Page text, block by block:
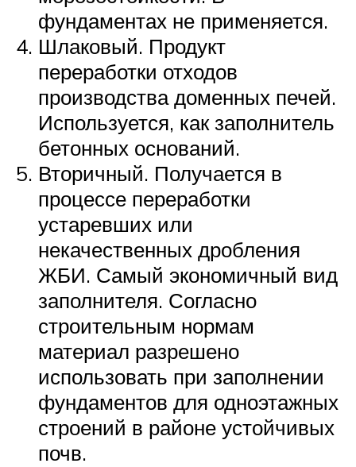
фундаментах не применяется.
Шлаковый. Продукт
переработки отходов
производства доменных печей.
Используется, как заполнитель
бетонных оснований.
Вторичный. Получается в
процессе переработки
устаревших или
некачественных дробления
ЖБИ. Самый экономичный вид
заполнителя. Согласно
строительным нормам
материал разрешено
использовать при заполнении
фундаментов для одноэтажных
строений в районе устойчивых
почв.